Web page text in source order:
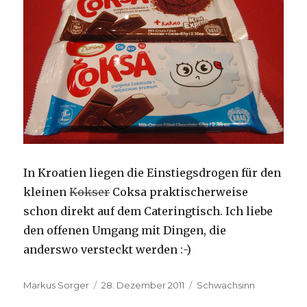
In Kroatien liegen die Einstiegsdrogen für den
kleinenKokserCoksa praktischerweise
schon direkt auf dem Cateringtisch. Ich liebe
den offenen Umgang mit Dingen, die
anderswo versteckt werden :-)
Autor
Markus Sorger
Veröffentlicht
28. Dezember 2011 Kategorien
Schwachsinn